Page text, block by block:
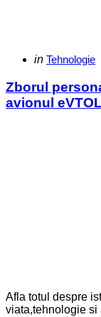
Categories
Posted
in Tehnologie
Zborul
avionul
Afla totul despre
viata,tehnologie si